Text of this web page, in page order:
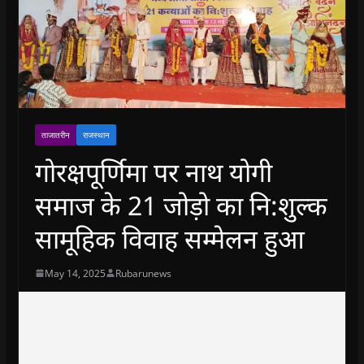
ताजातरीन राजस्थान
गोरक्षपूर्णिमा पर नाथ योगी
समाज के 21 जोड़ो का नि:शुल्क
सामूहिक विवाह सम्मेलन हुआ
May 14, 2025 Rubarunews